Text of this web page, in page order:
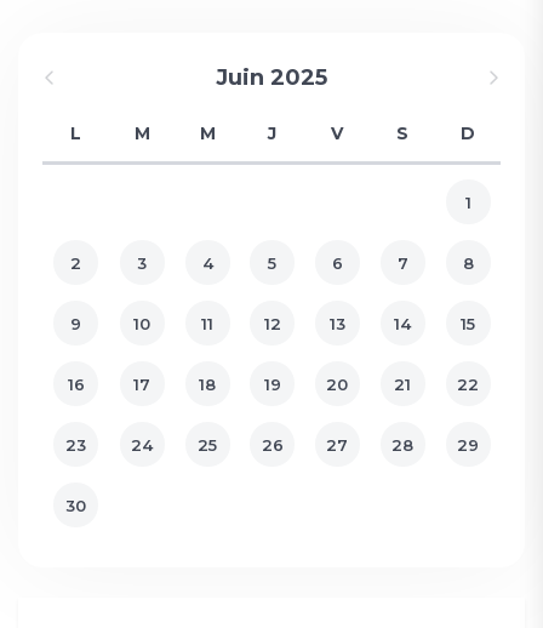
Juin 2025
L M M J V S D
1
2 3 4 5 6 7 8
9 10 11 12 13 14 15
16 17 18 19 20 21 22
23 24 25 26 27 28 29
30